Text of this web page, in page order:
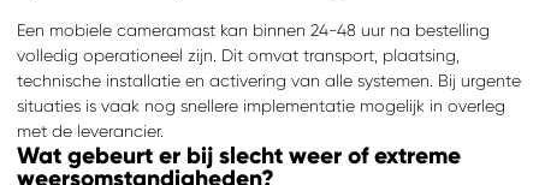
Een mobiele cameramast kan binnen 24-48 uur na bestelling
volledig operationeel zijn. Dit omvat transport, plaatsing,
technische installatie en activering van alle systemen. Bij urgente
situaties is vaak nog snellere implementatie mogelijk in overleg
met de leverancier.
Wat gebeurt er bij slecht weer of extreme
weersomstandigheden?